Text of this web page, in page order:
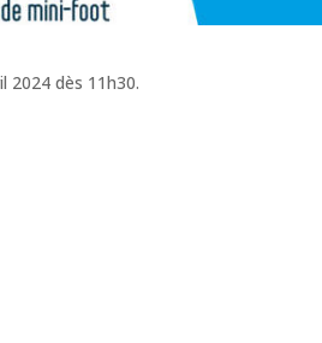
2024 dès 11h30.